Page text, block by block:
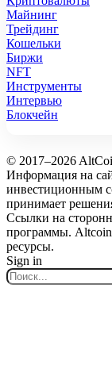
Майнинг
Трейдинг
Кошельки
Биржи
NFT
Инструменты
Интервью
Блокчейн
© 2017–2026
Информация на
инвестиционным
принимает
Ссылки на
программы.
ресурсы.
Sign in